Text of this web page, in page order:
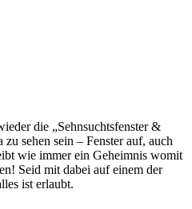
die „Sehnsuchtsfenster &
sehen sein – Fenster auf, auch
wie immer ein Geheimnis womit
Seid mit dabei auf einem der
ist erlaubt.